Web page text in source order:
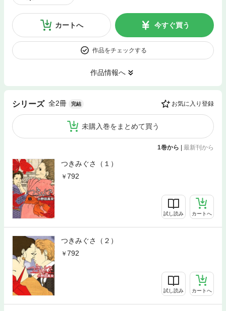
カートへ 今すぐ買う
作品をチェックする
作品情報へ
シリーズ 全2冊 完結 お気に入り登録
未購入巻をまとめて買う
1巻から | 最新刊から
つきみぐさ（１）
792
試し読み カートへ
つきみぐさ（２）
792
試し読み カートへ